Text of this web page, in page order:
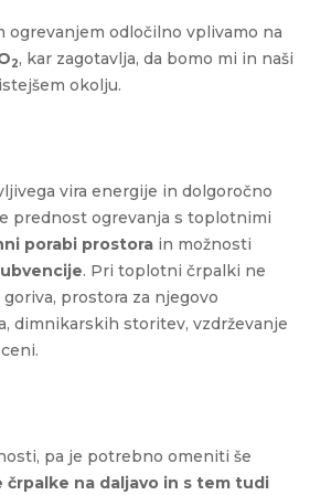
ogrevanjem odločilno vplivamo na
2, kar zagotavlja, da bomo mi in naši
okolju.
vira energije in dolgoročno
prednost ogrevanja s toplotnimi
porabi prostora in možnosti
. Pri toplotni črpalki ne
prostora za njegovo
dimnikarskih storitev, vzdrževanje
pa je potrebno omeniti še
na daljavo in s tem tudi